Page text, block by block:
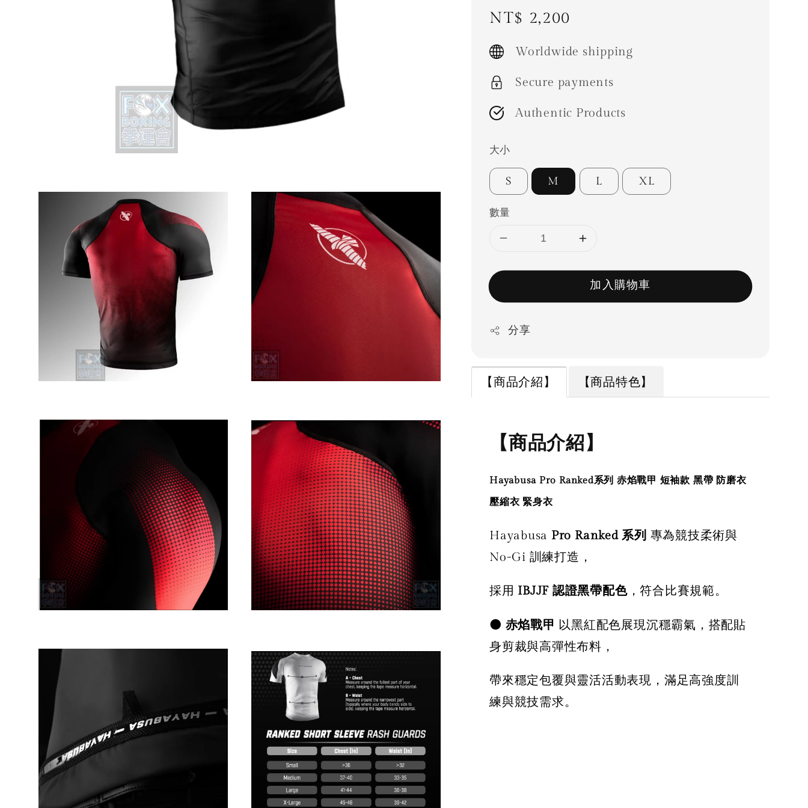
Regular
price
NT$ 2,200
Worldwide shipping
Secure payments
Authentic Products
大小
S M L XL
數量
加入購物車
分享
【商品介紹】 【商品特色】
【商品介紹】
Hayabusa Pro Ranked系列 赤焰戰甲 短袖款 黑帶 防磨衣
壓縮衣 緊身衣
Hayabusa Pro Ranked 系列 專為競技柔術與
No-Gi 訓練打造，
採用 IBJJF 認證黑帶配色，符合比賽規範。
⚫ 赤焰戰甲 以黑紅配色展現沉穩霸氣，搭配貼
身剪裁與高彈性布料，
帶來穩定包覆與靈活活動表現，滿足高強度訓
練與競技需求。